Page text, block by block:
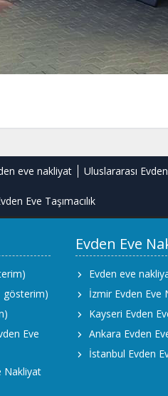
eve nakliyat Uluslararası
Eve Taşımacılık
gösterim)
Eve
Nakliyat
Evden Eve
Evden eve
İzmir Evden Eve
Kayseri Evden
Ankara Evden
İstanbul Evden